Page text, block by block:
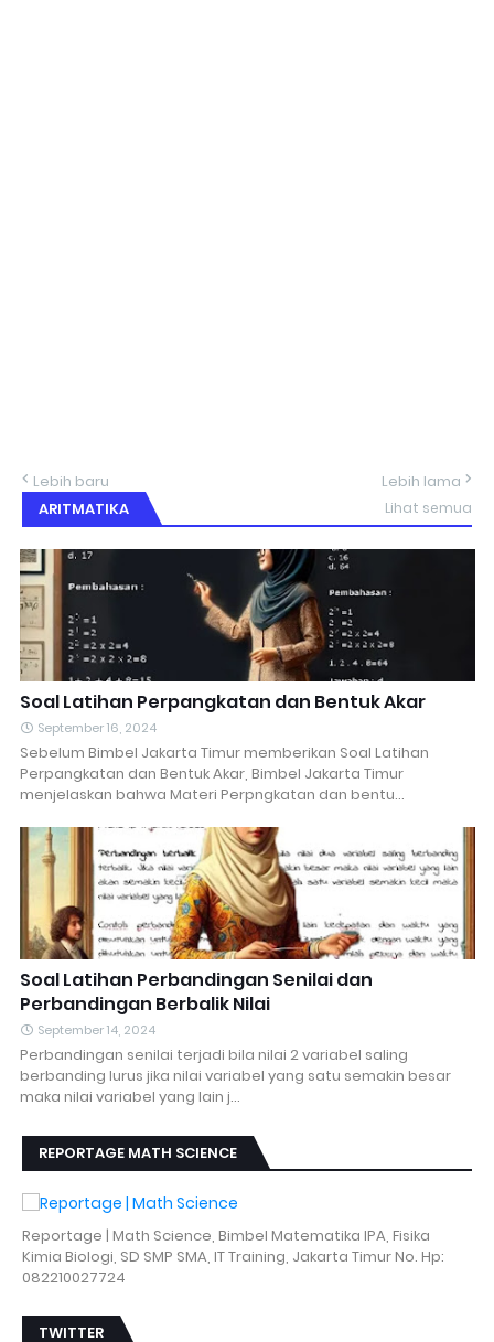
Lebih baru
Lebih lama
ARITMATIKA
Lihat semua
Soal Latihan Perpangkatan dan Bentuk Akar
September 16, 2024
Sebelum Bimbel Jakarta Timur memberikan Soal Latihan
Perpangkatan dan Bentuk Akar, Bimbel Jakarta Timur
menjelaskan bahwa Materi Perpngkatan dan bentu…
Soal Latihan Perbandingan Senilai dan
Perbandingan Berbalik Nilai
September 14, 2024
Perbandingan senilai terjadi bila nilai 2 variabel saling
berbanding lurus jika nilai variabel yang satu semakin besar
maka nilai variabel yang lain j…
REPORTAGE MATH SCIENCE
Reportage | Math Science, Bimbel Matematika IPA, Fisika
Kimia Biologi, SD SMP SMA, IT Training, Jakarta Timur No. Hp:
082210027724
TWITTER